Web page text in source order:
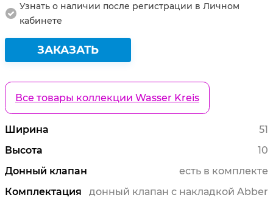
Узнать о наличии после регистрации в Личном
кабинете
ЗАКАЗАТЬ
Все товары коллекции Wasser Kreis
Ширина
51
Высота
10
Донный клапан
есть в комплекте
Комплектация
донный клапан с накладкой Abber